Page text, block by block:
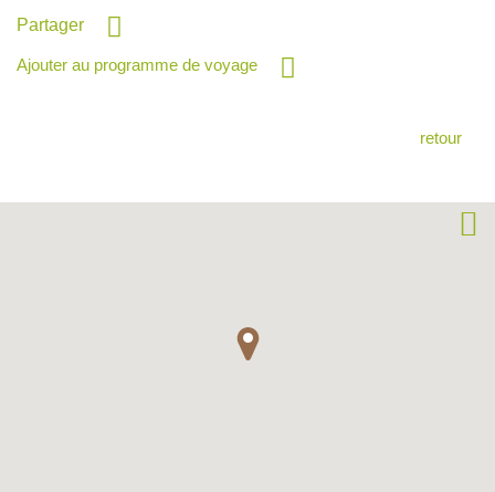
Partager
Ajouter au programme de voyage
retour